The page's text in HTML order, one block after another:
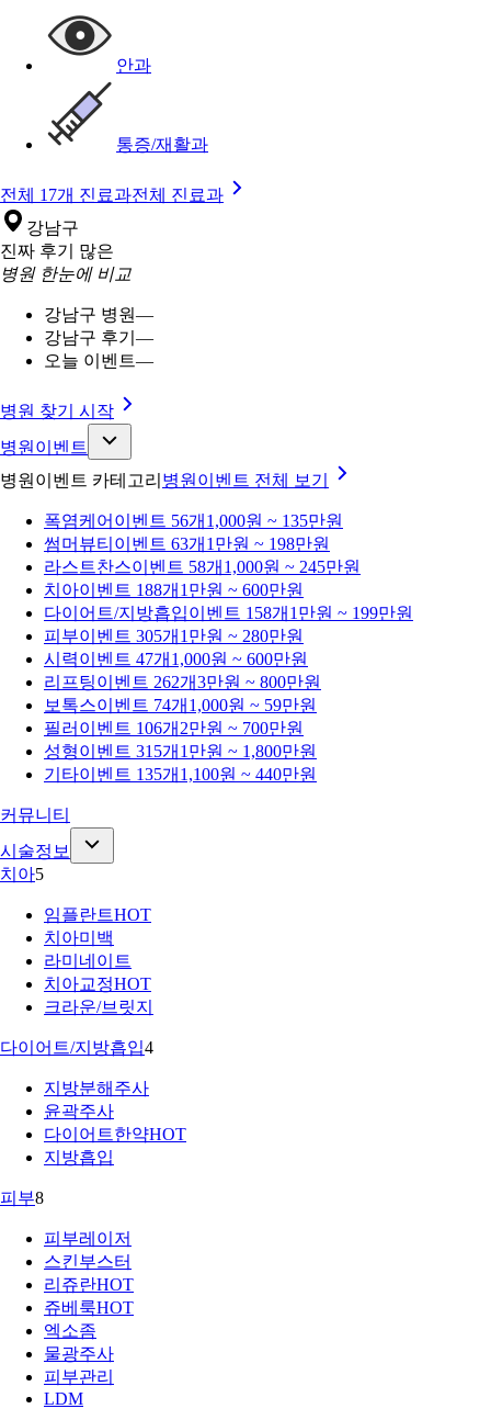
안과
통증/재활과
전체 17개 진료과전체 진료과
강남구
진짜 후기 많은
병원 한눈에 비교
강남구 병원—
강남구 후기 —
오늘 이벤트—
병원 찾기 시작
병원이벤트
병원이벤트 카테고리 병원이벤트 전체 보기
폭염케어 이벤트 56개 1,000원 ~ 135만원
썸머뷰티 이벤트 63개 1만원 ~ 198만원
라스트찬스이벤트 58개 1,000원 ~ 245만원
치아이벤트 188개 1만원 ~ 600만원
다이어트/지방흡입이벤트 158개 1만원 ~ 199만원
피부이벤트 305개 1만원 ~ 280만원
시력이벤트 47개 1,000원 ~ 600만원
리프팅이벤트 262개3만원 ~ 800만원
보톡스이벤트 74개 1,000원 ~ 59만원
필러 이벤트 106개 2만원 ~ 700만원
성형이벤트 315개 1만원 ~ 1,800만원
기타이벤트 135개 1,100원 ~ 440만원
커뮤니티
시술정보
치아5
임플란트HOT
치아미백
라미네이트
치아교정HOT
크라운/브릿지
다이어트/지방흡입4
지방분해주사
윤곽주사
다이어트한약HOT
지방흡입
피부8
피부레이저
스킨부스터
리쥬란HOT
쥬베룩HOT
엑소좀
물광주사
피부관리
LDM